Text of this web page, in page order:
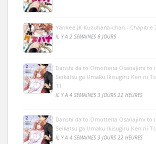
Yankee JK Kuzuhana-chan - Chapitre
IL Y A 2 SEMAINES 6 JOURS
Danshi da to Omotteita Osanajimi to
Seikatsu ga Umaku Ikisugiru Ken ni
11
IL Y A 4 SEMAINES 3 JOURS 22 HEURES
Danshi da to Omotteita Osanajimi to
Seikatsu ga Umaku Ikisugiru Ken ni
IL Y A 4 SEMAINES 3 JOURS 22 HEURES